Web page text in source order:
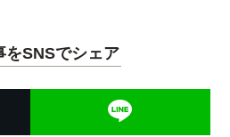
をSNSでシェア